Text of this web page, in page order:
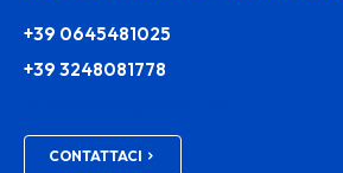
+39 0645481025
+39 3248081778
CONTATTACI